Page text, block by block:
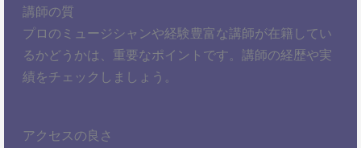
講師の質
プロのミュージシャンや経験豊富な講師が在籍してい
るかどうかは、重要なポイントです。講師の経歴や実
績をチェックしましょう。
アクセスの良さ